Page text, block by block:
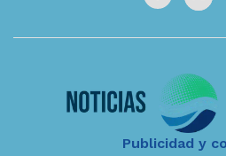
Publicidad y